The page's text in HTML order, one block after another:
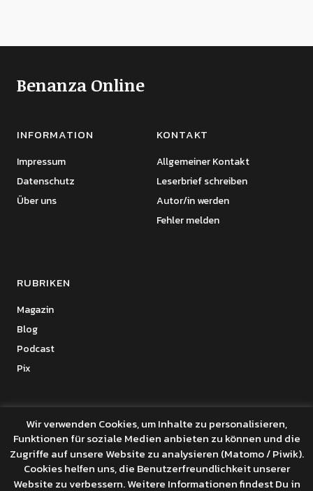
Benanza Online
INFORMATION
Impressum
Datenschutz
Über uns
KONTAKT
Allgemeiner Kontakt
Leserbrief schreiben
Autor/in werden
Fehler melden
RUBRIKEN
Magazin
Blog
Podcast
Pix
Copyright © 2026 Benanza Online
Datenschutz
Powered by WordPress
Theme: Uku vonElmastudio
Wir verwenden Cookies, um Inhalte zu personalisieren,
Funktionen für soziale Medien anbieten zu können und die
Zugriffe auf unsere Website zu analysieren (Matomo / Piwik).
Cookies helfen uns, die Benutzerfreundlichkeit unserer
Website zu verbessern. Weitere Informationen findest Du in